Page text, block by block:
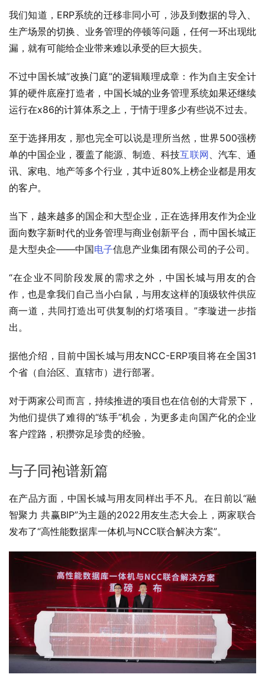
我们知道，ERP系统的迁移非同小可，涉及到数据的导入、
生产场景的切换、业务管理的停顿等问题，任何一环出现纰
漏，就有可能给企业带来难以承受的巨大损失。
不过中国长城“改换门庭”的逻辑顺理成章：作为自主安全计
算的硬件底座打造者，中国长城的业务管理系统如果还继续
运行在x86的计算体系之上，于情于理多少有些说不过去。
至于选择用友，那也完全可以说是理所当然，世界500强榜
单的中国企业，覆盖了能源、制造、科技互联网、汽车、通
讯、家电、地产等多个行业，其中近80%上榜企业都是用友
的客户。
当下，越来越多的国企和大型企业，正在选择用友作为企业
面向数字新时代的业务管理与商业创新平台，而中国长城正
是大型央企——中国电子信息产业集团有限公司的子公司。
“在企业不同阶段发展的需求之外，中国长城与用友的合
作，也是拿我们自己当小白鼠，与用友这样的顶级软件供应
商一道，共同打造出可供复制的灯塔项目。”李璇进一步指
出。
据他介绍，目前中国长城与用友NCC-ERP项目将在全国31
个省（自治区、直辖市）进行部署。
对于两家公司而言，持续推进的项目也在信创的大背景下，
为他们提供了难得的“练手”机会，为更多走向国产化的企业
客户蹚路，积攒弥足珍贵的经验。
与子同袍谱新篇
在产品方面，中国长城与用友同样出手不凡。在日前以“融
智聚力 共赢BIP”为主题的2022用友生态大会上，两家联合
发布了“高性能数据库一体机与NCC联合解决方案”。